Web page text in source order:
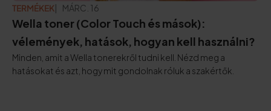
TERMÉKEK FRISSÍTVE:
MÁRC. 16
Wella toner (Color Touch és mások):
vélemények, hatások, hogyan kell használni?
Minden, amit a Wella tonerekről tudni kell. Nézd meg a
hatásokat és azt, hogy mit gondolnak róluk a szakértők.